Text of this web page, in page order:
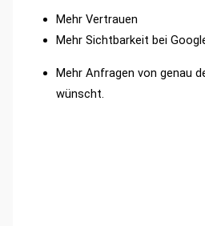
Mehr Vertrauen
Mehr Sichtbarkeit bei
Mehr Anfragen von genau
wünscht.